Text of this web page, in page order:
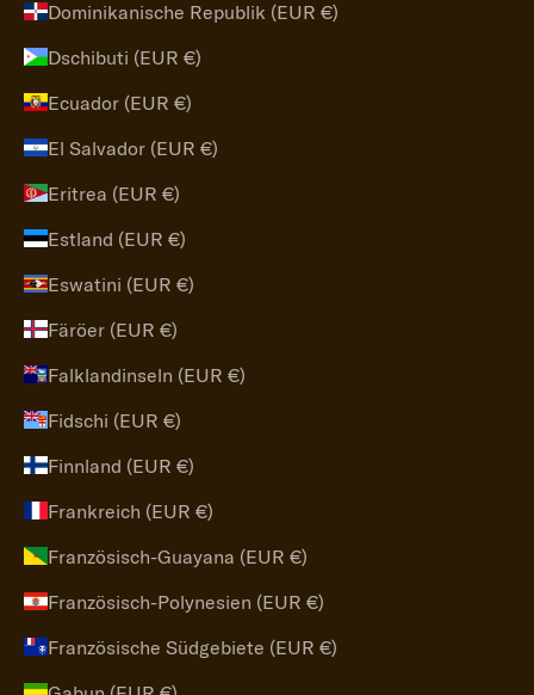
Dominikanische Republik (EUR €)
Dschibuti (EUR €)
Ecuador (EUR €)
El Salvador (EUR €)
Eritrea (EUR €)
Estland (EUR €)
Eswatini (EUR €)
Färöer (EUR €)
Falklandinseln (EUR €)
Fidschi (EUR €)
Finnland (EUR €)
Frankreich (EUR €)
Französisch-Guayana (EUR €)
Französisch-Polynesien (EUR €)
Französische Südgebiete (EUR €)